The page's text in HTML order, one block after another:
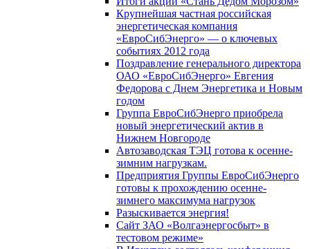
Крупнейшая частная российская
энергетическая компания
«ЕвроСибЭнерго» — о ключевых
событиях 2012 года
Поздравление генерального директора
ОАО «ЕвроСибЭнерго» Евгения
Федорова с Днем Энергетика и Новым
годом
Группа ЕвроСибЭнерго приобрела
новый энергетический актив в
Нижнем Новгороде
Автозаводская ТЭЦ готова к осенне-
зимним нагрузкам.
Предприятия Группы ЕвроСибЭнерго
готовы к прохождению осенне-
зимнего максимума нагрузок
Разыскивается энергия!
Сайт ЗАО «Волгаэнергосбыт» в
тестовом режиме»